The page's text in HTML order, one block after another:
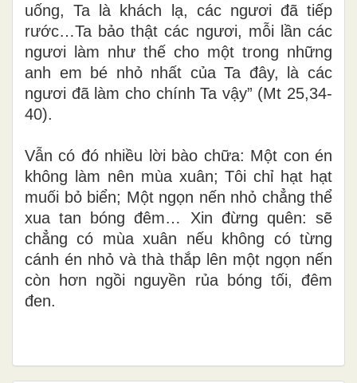
uống, Ta là khách lạ, các ngươi đã tiếp
rước…Ta bảo thật các ngươi, mỗi lần các
ngươi làm như thế cho một trong những
anh em bé nhỏ nhất của Ta đây, là các
ngươi đã làm cho chính Ta vậy” (Mt 25,34-
40).
Vẫn có đó nhiều lời bào chữa: Một con én
không làm nên mùa xuân; Tôi chỉ hạt hạt
muối bỏ biển; Một ngọn nến nhỏ chẳng thể
xua tan bóng đêm… Xin đừng quên: sẽ
chẳng có mùa xuân nếu không có từng
cánh én nhỏ và thà thắp lên một ngọn nến
còn hơn ngồi nguyền rủa bóng tối, đêm
đen.